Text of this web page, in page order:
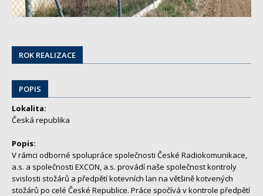
ROK REALIZACE
POPIS
Lokalita:
Česká republika
Popis:
V rámci odborné spolupráce společnosti České Radiokomunikace,
a.s. a společnosti EXCON, a.s. provádí naše společnost kontroly
svislosti stožárů a předpětí kotevních lan na většině kotvených
stožárů po celé České Republice. Práce spočívá v kontrole předpětí